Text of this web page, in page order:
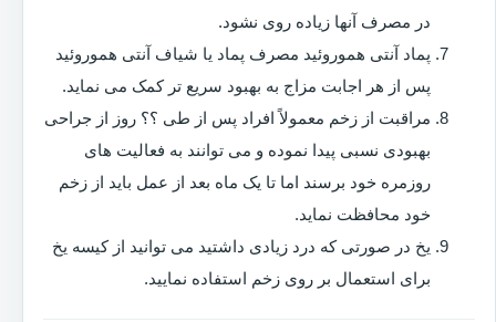
در مصرف آنها زیاده روی نشود.
پماد آنتی هموروئید مصرف پماد یا شیاف آنتی هموروئید
پس از هر اجابت مزاج به بهبود سریع تر کمک می نماید.
مراقبت از زخم معمولاً افراد پس از طی ؟؟ روز از جراحی
بهبودی نسبی پیدا نموده و می توانند به فعالیت های
روزمره خود برسند اما تا یک ماه بعد از عمل باید از زخم
خود محافظت نماید.
یخ در صورتی که درد زیادی داشتید می توانید از کیسه یخ
برای استعمال بر روی زخم استفاده نمایید.